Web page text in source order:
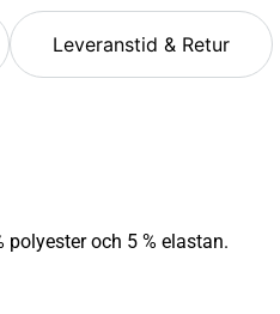
Leveranstid & Retur
polyester och 5 % elastan.